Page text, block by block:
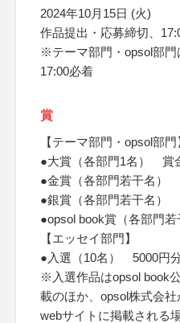
2024年10月15日 (火)
作品提出・応募締切、
※テーマ部門・opsol部門
17:00必着
賞
【テーマ部門・opsol部門
●大賞（各部門1名） 賞
●金賞（各部門若干名）
●銀賞（各部門若干名）
●opsol book賞（各部門
【エッセイ部門】
●入選（10名） 5000円
※入選作品はopsol book
載のほか、opsol株式会
webサイトに掲載される